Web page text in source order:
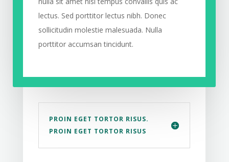
lectus. Sed porttitor lectus nibh. Donec
sollicitudin molestie malesuada. Nulla
porttitor accumsan tincidunt.
PROIN EGET TORTOR RISUS.
PROIN EGET TORTOR RISUS